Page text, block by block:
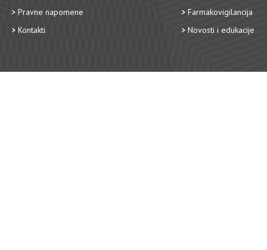
Pravne napomene
Kontakti
Farmakovigilancija
Novosti i edukacije